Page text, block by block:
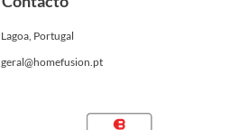
Lagoa, Portugal
geral@homefusion.pt